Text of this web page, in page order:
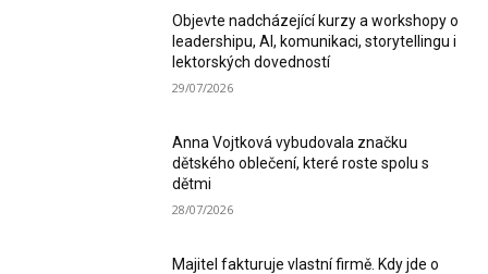
Objevte nadcházející kurzy a workshopy o
leadershipu, AI, komunikaci, storytellingu i
lektorských dovedností
29/07/2026
Anna Vojtková vybudovala značku
dětského oblečení, které roste spolu s
dětmi
28/07/2026
Majitel fakturuje vlastní firmě. Kdy jde o